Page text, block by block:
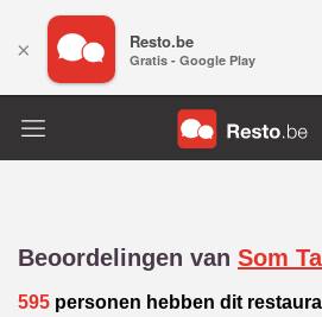
Beoordelingen van Som
595 personen hebben dit
× Resto.be
Gratis - Google Play